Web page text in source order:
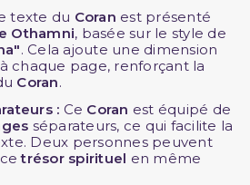
texte du Coran est présenté
Othamni, basée sur le style de
. Cela ajoute une dimension
chaque page, renforçant la
Coran.
: Ce Coran est équipé de
séparateurs, ce qui facilite la
Deux personnes peuvent
cetrésor spirituel en même